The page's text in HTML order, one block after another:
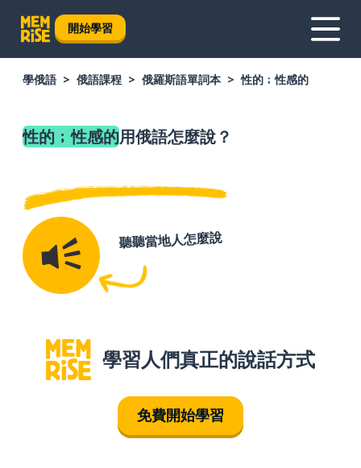
開始學習
學俄語 俄語課程 俄羅斯語單詞本 性的﹔性感的
性的﹔性感的用俄語怎麼說？
聽聽當地人怎麼說
學習人們真正的說話方式
免費開始學習